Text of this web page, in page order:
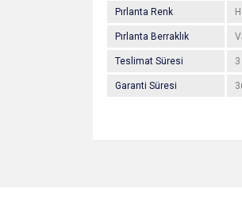
Pırlanta Renk H
Pırlanta Berraklık
Teslimat Süresi
Garanti Süresi